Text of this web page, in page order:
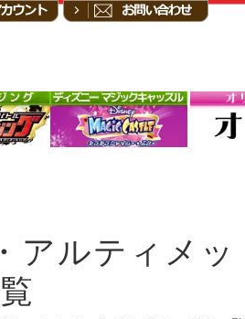
アルティメッ